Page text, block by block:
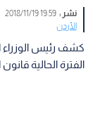
نشر :19:59 2018/11/19
الأردن
كشف رئيس الوزراء
الفترة الحالية قانون